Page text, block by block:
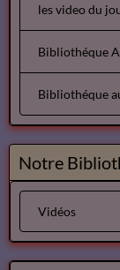
les video du
Bibliothéque
Bibliothéque
Notre
Vidéos